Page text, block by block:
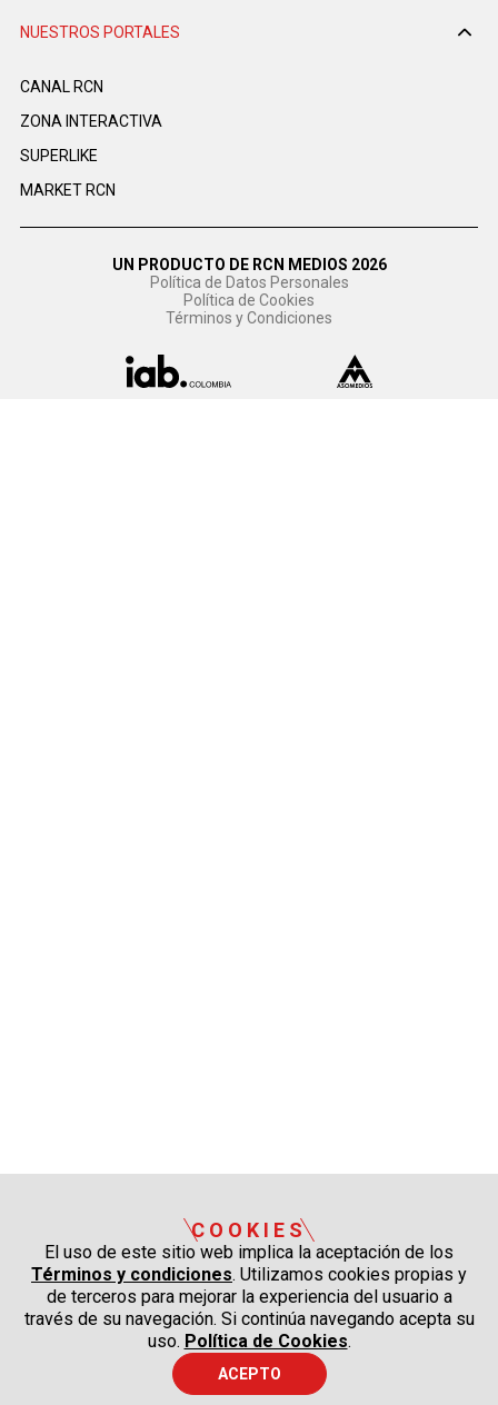
NUESTROS PORTALES
CANAL RCN
ZONA INTERACTIVA
SUPERLIKE
MARKET RCN
UN PRODUCTO DE RCN MEDIOS 2026
Política de Datos Personales
Política de Cookies
Términos y Condiciones
COOKIES
El uso de este sitio web implica la aceptación de los
Términos y condiciones. Utilizamos cookies propias y
de terceros para mejorar la experiencia del usuario a
través de su navegación. Si continúa navegando acepta su
uso. Política de Cookies.
ACEPTO